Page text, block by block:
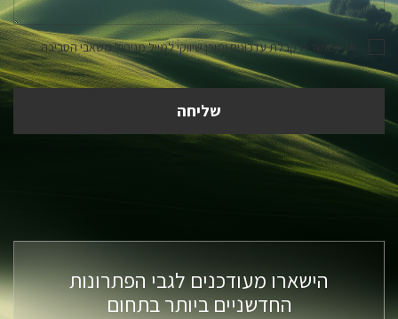
אני מאשר.ת קבלת עדכונים ותוכן שיווקי למייל מניהול משאבי הסביבה
הישארו מעודכנים לגבי הפתרונות
החדשניים ביותר בתחום